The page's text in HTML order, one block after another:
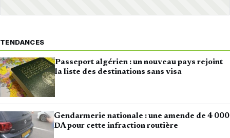
TENDANCES
Passeport algérien : un nouveau pays rejoint
la liste des destinations sans visa
Gendarmerie nationale : une amende de 4 000
DA pour cette infraction routière